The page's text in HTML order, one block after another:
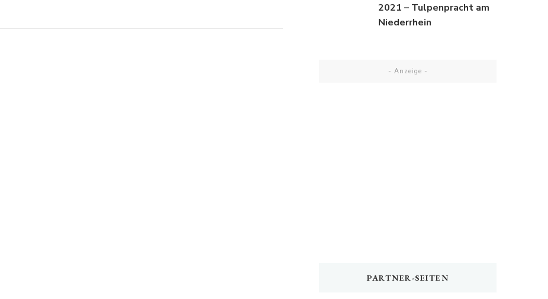
2021 – Tulpenpracht am
Niederrhein
- Anzeige -
PARTNER-SEITEN